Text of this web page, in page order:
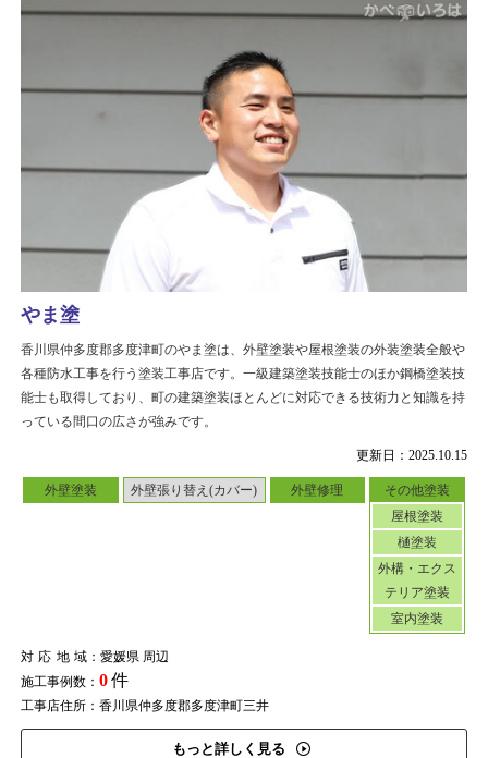
更新日：2025.10.15
外壁塗装 外壁張り替え(カバー) 外壁修理
その他塗装
屋根塗装
樋塗装
外構・エクス
テリア塗装
室内塗装
対応地域：愛媛県 周辺
施工事例数： 0件
工事店住所：香川県仲多度郡多度津町三井
もっと詳しく見る
やま塗
香川県仲多度郡多度津町のやま塗は、外壁塗装や屋根塗装の外装塗装全般や
各種防水工事を行う塗装工事店です。一級建築塗装技能士のほか鋼橋塗装技
能士も取得しており、町の建築塗装ほとんどに対応できる技術力と知識を持
っている間口の広さが強みです。